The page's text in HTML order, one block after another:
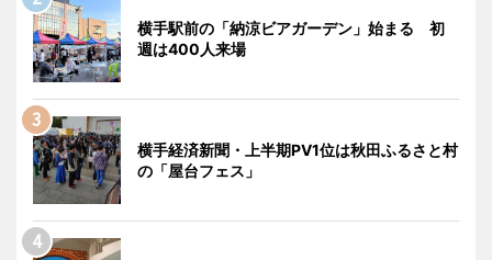
横手駅前の「納涼ビアガーデン」始まる 初
週は400人来場
横手経済新聞・上半期PV1位は秋田ふるさと村
の「屋台フェス」